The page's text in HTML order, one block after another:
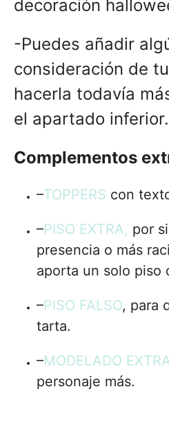
decoración
-Puedes añadir
consideración de
hacerla todavía
el apartado inferior.
Complementos
–TOPPERS con
–PISO EXTRA, por
presencia o más
aporta un solo piso
–PISO FALSO, para
tarta.
–MODELADO
personaje más.